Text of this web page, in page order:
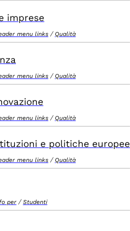
imprese
menu links / Qualità
menu links / Qualità
menu links / Qualità
e politiche europee
menu links / Qualità
per /Studenti